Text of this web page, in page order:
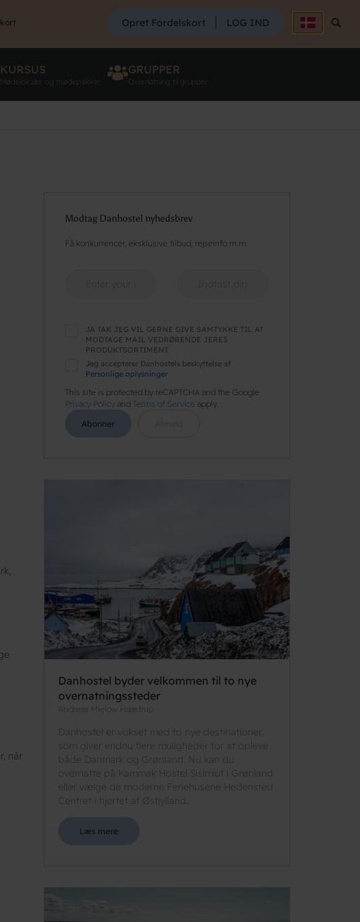
SØG
Søg
Opret Fordelskort LOG IND
KURSUS
Mødelokaler og mødepakker
GRUPPER
Overnatning til grupper
når
Modtag Danhostel nyhedsbrev
Få konkurrencer, eksklusive tilbud, rejseinfo m.m.
JA TAK JEG VIL GERNE GIVE SAMTYKKE TIL AT
MODTAGE MAIL VEDRØRENDE JERES
PRODUKTSORTIMENT
Jeg accepterer Danhostels beskyttelse af
Personlige oplysninger
This site is protected by reCAPTCHA and the Google
Privacy Policy and Terms of Service apply.
Abonner
Danhostel byder velkommen til to nye
overnatningssteder
Andreas Mielow Haastrup
Danhostel er vokset med to nye destinationer,
som giver endnu flere muligheder for at opleve
både Danmark og Grønland. Nu kan du
overnatte på Kammak Hostel Sisimiut i Grønland
eller vælge de moderne Feriehusene Hedensted
Centret i hjertet af Østjylland.
Læs mere